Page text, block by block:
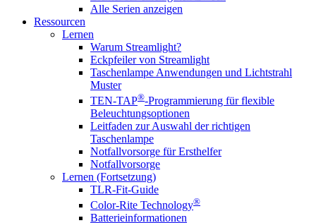
Alle Serien anzeigen
Ressourcen
Lernen
Warum Streamlight?
Eckpfeiler von Streamlight
Taschenlampe Anwendungen und Lichtstrahl
Muster
TEN-TAP®-Programmierung für flexible
Beleuchtungsoptionen
Leitfaden zur Auswahl der richtigen
Taschenlampe
Notfallvorsorge für Ersthelfer
Notfallvorsorge
Lernen (Fortsetzung)
TLR-Fit-Guide
Color-Rite Technology®
Batterieinformationen